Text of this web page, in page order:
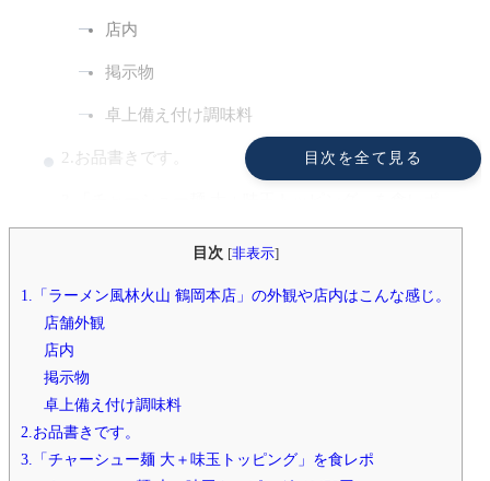
目次を全て見る
店内
掲示物
卓上備え付け調味料
2.お品書きです。
チャーシュー麺 大＋味玉トッピング（1450
ラーメン 大 （野菜マシマシ、アブラ増し）
4.「ラーメン風林火山 鶴岡本店」の店舗情報
①営業時間/定休日/ＳＮＳ
目次 [非表示]
1.「ラーメン風林火山 鶴岡本店」の外観や店内はこんな感じ。
店舗外観
店内
掲示物
卓上備え付け調味料
2.お品書きです。
3.「チャーシュー麺 大＋味玉トッピング」を食レポ